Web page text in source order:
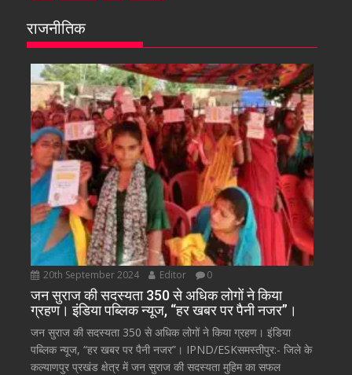
राजनीतिक
20th September 2024 Editor 0
जन सुराज की सदस्यता 350 से अधिक लोगों ने किया
ग्रहण। इंडिया पब्लिक न्यूज, “हर खबर पर पैनी नजर”।
जन सुराज की सदस्यता 350 से अधिक लोगों ने किया ग्रहण। इंडिया
पब्लिक न्यूज, “हर खबर पर पैनी नजर”। IPND/ESKसमस्तीपुर:- जिले के
कल्याणपुर प्रखंड क्षेत्र में जन सुराज की सदस्यता मुहिम का सफल